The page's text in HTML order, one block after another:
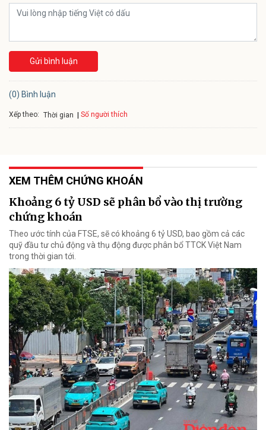
Gửi bình luận
(0) Bình luận
Xếp theo: Thời gian Số người thích
XEM THÊM CHỨNG KHOÁN
Khoảng 6 tỷ USD sẽ phân bổ vào thị trường
chứng khoán
Theo ước tính của FTSE, sẽ có khoảng 6 tỷ USD, bao gồm cả các
quỹ đầu tư chủ động và thụ động được phân bổ TTCK Việt Nam
trong thời gian tới.